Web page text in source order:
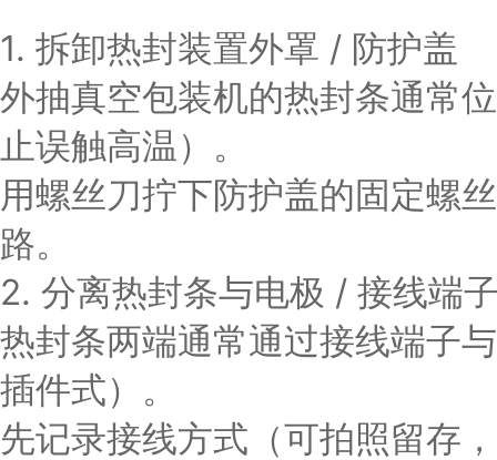
1. 拆卸热封装置外罩 / 防护盖
外抽真空包装机的热封条通常
止误触高温）。
用螺丝刀拧下防护盖的固定螺
路。
2. 分离热封条与电极 / 接线端
热封条两端通常通过接线端子
插件式）。
先记录接线方式（可拍照留存